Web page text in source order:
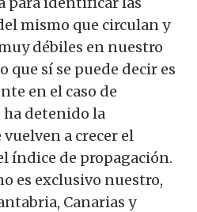
mismo que circulan y
débiles en nuestro
que sí se puede decir es
en el caso de
ha detenido la
a crecer el
índice de propagación.
es exclusivo nuestro,
Canarias y